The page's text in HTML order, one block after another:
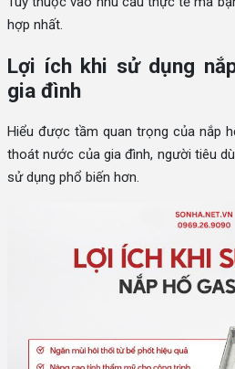
hợp nhất.
Lợi ích khi sử dụng
gia đình
Hiểu được tầm quan trọng của nắp
thoát nước của gia đình, người tiêu
sử dụng phổ biến hơn.